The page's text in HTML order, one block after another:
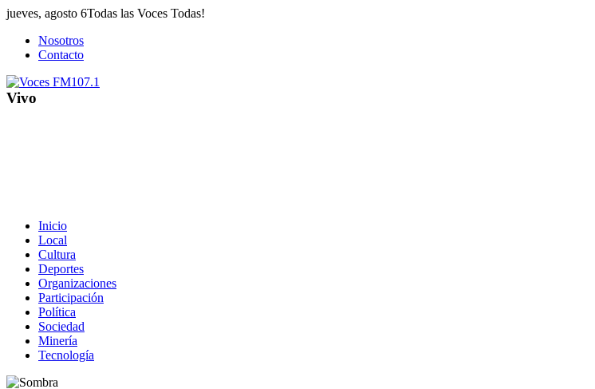
Saltar
contenido
jueves, agosto 6Todas las Voces Todas!
Nosotros
Contacto
Vivo
Inicio
Local
Cultura
Deportes
Organizaciones
Participación
Política
Sociedad
Minería
Tecnología